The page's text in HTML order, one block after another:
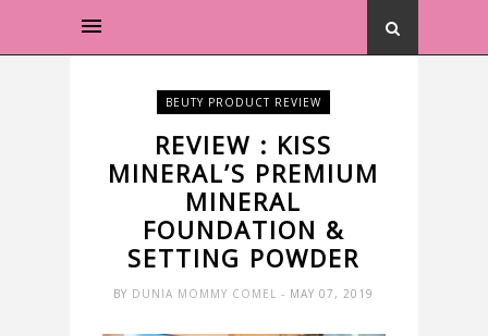
BEUTY PRODUCT REVIEW
REVIEW : KISS
MINERAL’S PREMIUM
MINERAL
FOUNDATION &
SETTING POWDER
BY DUNIA MOMMY COMEL- MAY 07, 2019